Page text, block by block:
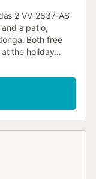
2 VV-2637-AS
a patio,
Both free
the holiday